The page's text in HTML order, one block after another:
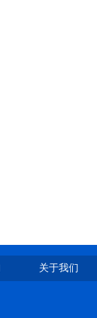
关于我们